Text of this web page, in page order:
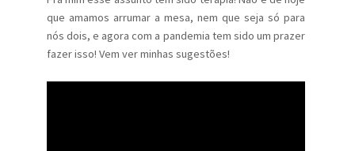
que amamos arrumar a mesa, nem que seja só para
nós dois, e agora com a pandemia tem sido um prazer
fazer isso! Vem ver minhas sugestões!